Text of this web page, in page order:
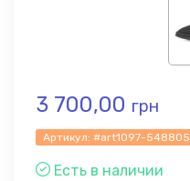
3 700,00 грн
Артикул: #art1097-548805
Есть в наличии